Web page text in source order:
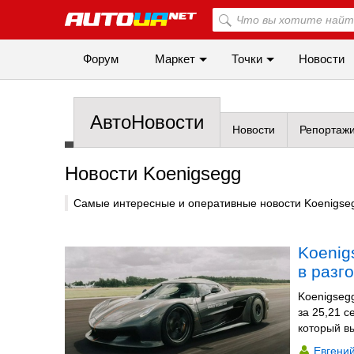
Форум Маркет Точки Новости
АвтоНовости Новости
Новости Koenigsegg
Самые интересные и оперативные новости
в
за 25,21
который